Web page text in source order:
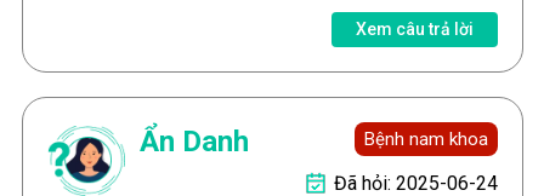
Xem câu trả lời
Ẩn Danh Bệnh nam khoa
Đã hỏi: 2025-06-24